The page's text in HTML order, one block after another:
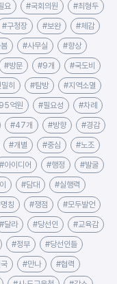
요 #국회의원 #최형두
#구청장 #보완 #체감
#사무실 #향상
#방문 #9개 #국도비
히 #탐방 #지역소멸
억원 #필요성 #차례
#47개 #방향 #경감
#개별 #중심 #노조
#아이디어 #행정 #발굴
#담대 #실행력
칭 #쟁점 #모두발언
#달라 #당선인 #교육감
#정부 #당선인들
#만나 #협력